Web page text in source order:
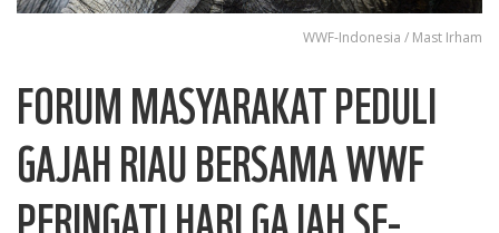
WWF-Indonesia / Mast Irham
FORUM MASYARAKAT PEDULI
GAJAH RIAU BERSAMA WWF
PERINGATI HARI GAJAH SE-